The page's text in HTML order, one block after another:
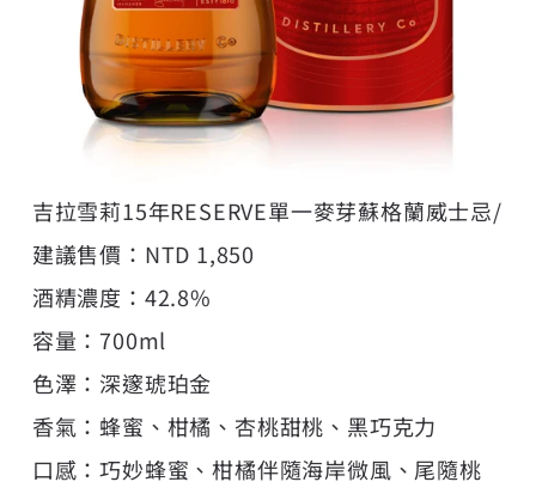
吉拉雪莉15年RESERVE單一麥芽蘇格蘭威士忌/
建議售價：NTD 1,850
酒精濃度：42.8%
容量：700ml
色澤：深邃琥珀金
香氣：蜂蜜、柑橘、杏桃甜桃、黑巧克力
口感：巧妙蜂蜜、柑橘伴隨海岸微風、尾隨桃